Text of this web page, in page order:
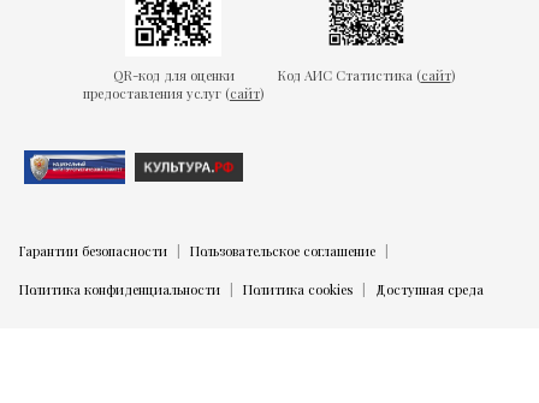
QR-код для оценки
предоставления услуг (сайт)
Код АИС Статистика (сайт)
Гарантии безопасности Пользовательское соглашение
Политика конфиденциальности Политика cookies Доступная среда